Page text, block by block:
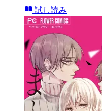
試し読み